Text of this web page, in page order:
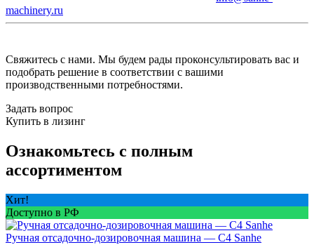
machinery.ru
Свяжитесь с нами. Мы будем рады проконсультировать вас и
подобрать решение в соответствии с вашими
производственными потребностями.
Задать вопрос
Купить в лизинг
Ознакомьтесь с полным
ассортиментом
Хит!
Доступно в РФ
Ручная отсадочно-дозировочная машина — C4 Sanhe